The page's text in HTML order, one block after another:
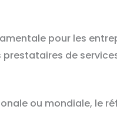
pour les
de
ou mondiale, le